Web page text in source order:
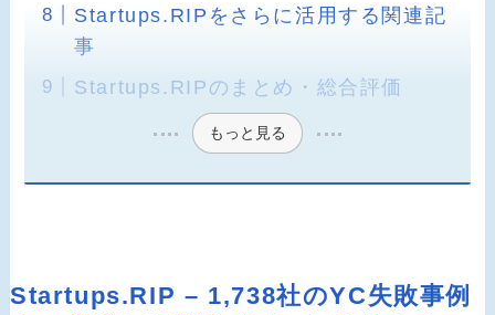
Startups.RIPをさらに活用する関連記
事
Startups.RIPのまとめ・総合評価
もっと見る
Startups.RIP – 1,738社のYC失敗事例